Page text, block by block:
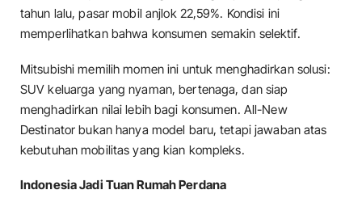
tahun lalu, pasar mobil anjlok 22,59%. Kondisi ini
memperlihatkan bahwa konsumen semakin selektif.
Mitsubishi memilih momen ini untuk menghadirkan solusi:
SUV keluarga yang nyaman, bertenaga, dan siap
menghadirkan nilai lebih bagi konsumen. All-New
Destinator bukan hanya model baru, tetapi jawaban atas
kebutuhan mobilitas yang kian kompleks.
Indonesia Jadi Tuan Rumah Perdana